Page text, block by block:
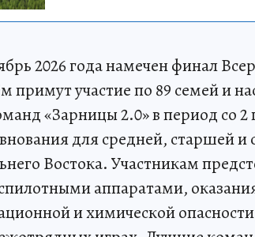
2026 года намечен финал
примут участие по 89 семей и
«Зарницы 2.0» в период со
для средней, старшей
Востока. Участникам
аппаратами,
и химической